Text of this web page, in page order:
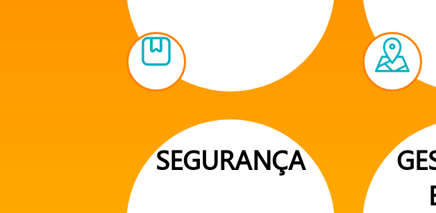
SEGURANÇA